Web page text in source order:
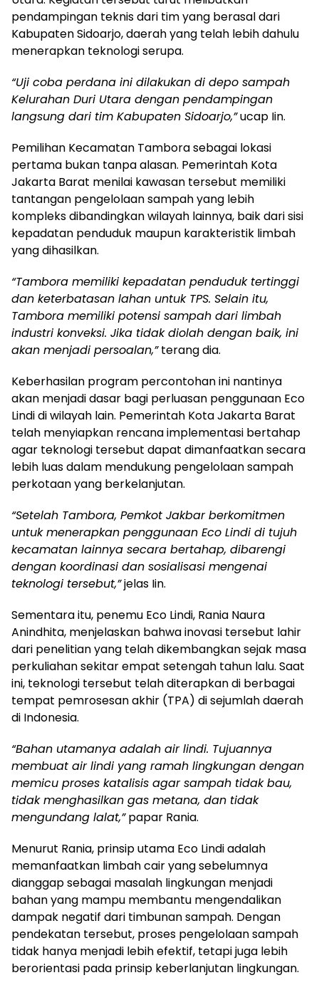
pendampingan teknis dari tim yang berasal dari
Kabupaten Sidoarjo, daerah yang telah lebih dahulu
menerapkan teknologi serupa.
“Uji coba perdana ini dilakukan di depo sampah
Kelurahan Duri Utara dengan pendampingan
langsung dari tim Kabupaten Sidoarjo,”ucap Iin.
Pemilihan Kecamatan Tambora sebagai lokasi
pertama bukan tanpa alasan. Pemerintah Kota
Jakarta Barat menilai kawasan tersebut memiliki
tantangan pengelolaan sampah yang lebih
kompleks dibandingkan wilayah lainnya, baik dari sisi
kepadatan penduduk maupun karakteristik limbah
yang dihasilkan.
“Tambora memiliki kepadatan penduduk tertinggi
dan keterbatasan lahan untuk TPS. Selain itu,
Tambora memiliki potensi sampah dari limbah
industri konveksi. Jika tidak diolah dengan baik, ini
akan menjadi persoalan,”terang dia.
Keberhasilan program percontohan ini nantinya
akan menjadi dasar bagi perluasan penggunaan Eco
Lindi di wilayah lain. Pemerintah Kota Jakarta Barat
telah menyiapkan rencana implementasi bertahap
agar teknologi tersebut dapat dimanfaatkan secara
lebih luas dalam mendukung pengelolaan sampah
perkotaan yang berkelanjutan.
“Setelah Tambora, Pemkot Jakbar berkomitmen
untuk menerapkan penggunaan Eco Lindi di tujuh
kecamatan lainnya secara bertahap, dibarengi
dengan koordinasi dan sosialisasi mengenai
teknologi tersebut,”jelas Iin.
Sementara itu, penemu Eco Lindi, Rania Naura
Anindhita, menjelaskan bahwa inovasi tersebut lahir
dari penelitian yang telah dikembangkan sejak masa
perkuliahan sekitar empat setengah tahun lalu. Saat
ini, teknologi tersebut telah diterapkan di berbagai
tempat pemrosesan akhir (TPA) di sejumlah daerah
di Indonesia.
“Bahan utamanya adalah air lindi. Tujuannya
membuat air lindi yang ramah lingkungan dengan
memicu proses katalisis agar sampah tidak bau,
tidak menghasilkan gas metana, dan tidak
mengundang lalat,”papar Rania.
Menurut Rania, prinsip utama Eco Lindi adalah
memanfaatkan limbah cair yang sebelumnya
dianggap sebagai masalah lingkungan menjadi
bahan yang mampu membantu mengendalikan
dampak negatif dari timbunan sampah. Dengan
pendekatan tersebut, proses pengelolaan sampah
tidak hanya menjadi lebih efektif, tetapi juga lebih
berorientasi pada prinsip keberlanjutan lingkungan.